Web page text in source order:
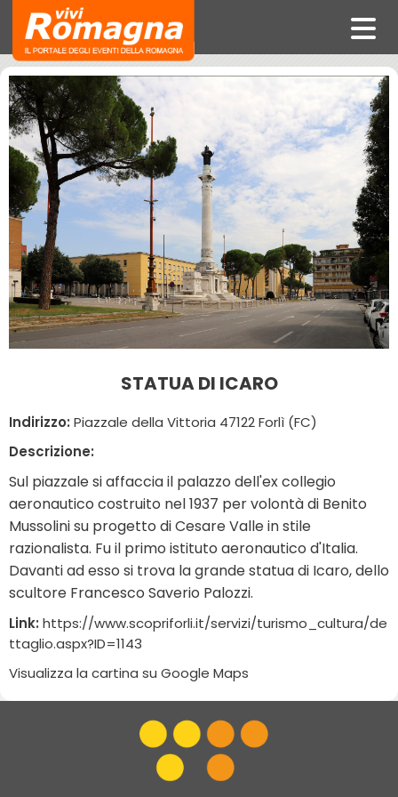
STATUA DI ICARO
Indirizzo: Piazzale della Vittoria 47122 Forlì (FC)
Descrizione:
Sul piazzale si affaccia il palazzo dell'ex collegio
aeronautico costruito nel 1937 per volontà di Benito
Mussolini su progetto di Cesare Valle in stile
razionalista. Fu il primo istituto aeronautico d'Italia.
Davanti ad esso si trova la grande statua di Icaro, dello
scultore Francesco Saverio Palozzi.
Link: https://www.scopriforli.it/servizi/turismo_cultura/de
ttaglio.aspx?ID=1143
Visualizza la cartina su Google Maps